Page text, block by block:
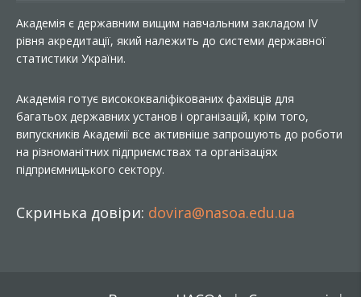
Академія є державним вищим навчальним закладом IV
рівня акредитації, який належить до системи державної
статистики України.
Академія готує висококваліфікованих фахівців для
багатьох державних установ і організацій, крім того,
випускників Академії все активніше запрошують до роботи
на різноманітних підприємствах та організаціях
підприємницького сектору.
Скринька довіри: dovira@nasoa.edu.ua